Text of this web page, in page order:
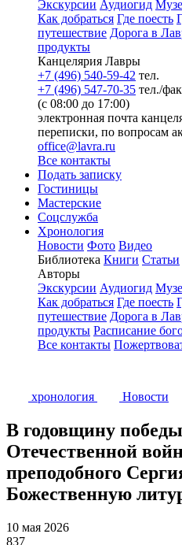
Экскурсии Аудиогид
Как добраться Где поесть
путешествие Дорога в
продукты
Канцелярия Лавры
+7 (496) 540-59-42 тел.
+7 (496) 547-70-35 тел./
(с 08:00 до 17:00)
электронная почта
переписки, по вопросам
office@lavra.ru
Все контакты
Подать записку
Гостиницы
Мастерские
Соцслужба
Хронология
Новости Фото Видео
Библиотека Книги Статьи
Авторы
Экскурсии Аудиогид
Как добраться Где поесть
путешествие Дорога в
продукты Расписание
Все контакты
хронология Новости
В годовщину
Отечественной
преподобного
Божественную
10 мая 2026
837